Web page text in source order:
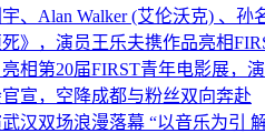
、Alan Walker (艾伦沃克) 、
》，演员王乐夫携作品亮相
相第20届FIRST青年电影展，
宣，空降成都与粉丝双向奔赴
汉双场浪漫落幕 “以音乐为引